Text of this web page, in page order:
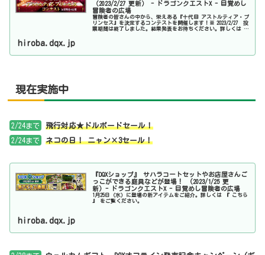
（2023/2/27 更新） - ドラゴンクエストX - 目覚めし
冒険者の広場
冒険者の皆さんの中から、栄えある『十代目 アストルティア・プ
リンセス』を決定するコンテストを開催します！※ 2023/2/27 投
票期間は終了しました。結果発表をお待ちください。詳しくは 『
hiroba.dqx.jp
現在実施中
2/24まで 飛行対応★ドルボードセール！
2/24まで ネコの日！ ニャン×3セール！
『DQXショップ』 サハラコートセットやお店屋さんご
っこができる庭具などが登場！ (2023/1/25 更
新) - ドラゴンクエストX - 目覚めし冒険者の広場
1月25日（水）に登場の新アイテムをご紹介。詳しくは 『 こちら
』 をご覧ください。
hiroba.dqx.jp